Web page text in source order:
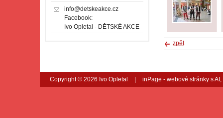
zpět
info@detskeakce.cz
Facebook:
Ivo Opletal - DĚTSKÉ AKCE
Copyright © 2026 Ivo Opletal inPage - webové stránky s AI,